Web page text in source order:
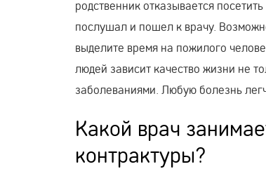
родственник отказывается
послушал и пошел к врачу.
выделите время на пожилого
людей зависит качество жизни не
заболеваниями. Любую болезнь
Какой врач
контрактуры?